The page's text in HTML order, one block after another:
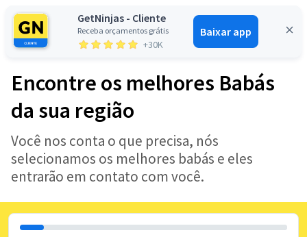
GetNinjas - Cliente
Receba orçamentos grátis
+30K
Baixar app
Entrar
Encontre os melhores Babás
da sua região
Você nos conta o que precisa, nós
selecionamos os melhores babás e eles
entrarão em contato com você.